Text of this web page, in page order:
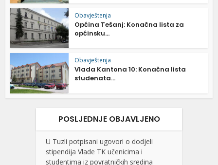
Obavještenja
Općina Tešanj: Konačna lista za
općinsku...
Obavještenja
Vlada Kantona 10: Konačna lista
studenata...
POSLJEDNJE OBJAVLJENO
U Tuzli potpisani ugovori o dodjeli
stipendija Vlade TK učenicima i
studentima iz povratničkih sredina